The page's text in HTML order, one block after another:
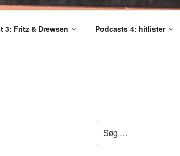
SAMTIDEN
3: Fritz & Drewsen Podcasts 4: hitlister
efter: